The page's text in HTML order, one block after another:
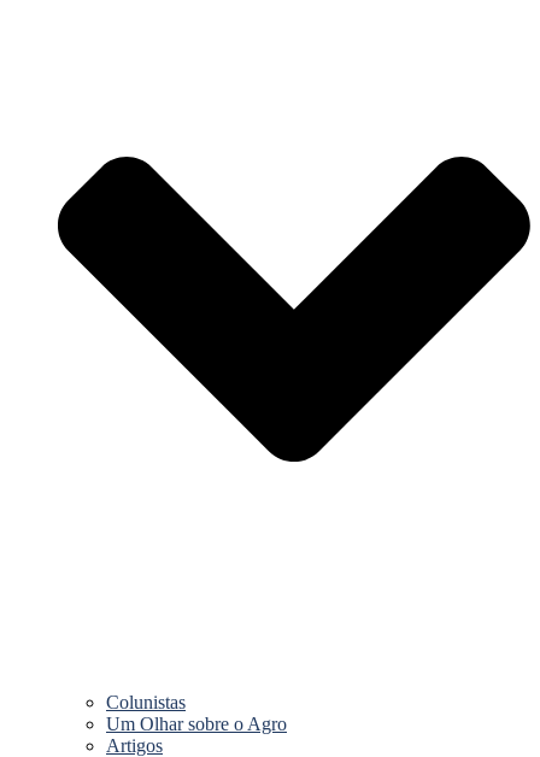
Colunistas
Um Olhar sobre o Agro
Artigos